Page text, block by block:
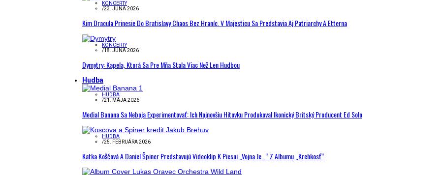
KONCERTY
/23. JÚNA 2026
Kim Dracula Prinesie Do Bratislavy Chaos Bez Hraníc. V Majesticu Sa Predstavia Aj Patriarchy A Etterna
KONCERTY
/18. JÚNA 2026
Dymytry: Kapela, Ktorá Sa Pre Mňa Stala Viac Než Len Hudbou
Hudba
HUDBA
/21. MÁJA 2026
Medial Banana Sa Neboja Experimentovať: Ich Najnovšiu Hitovku Produkoval Ikonický Britský Producent Ed Solo
HUDBA
/25. FEBRUÁRA 2026
Katka Koščová A Daniel Špiner Predstavujú Videoklip K Piesni „Vojna Je…“ Z Albumu „Krehkosť“